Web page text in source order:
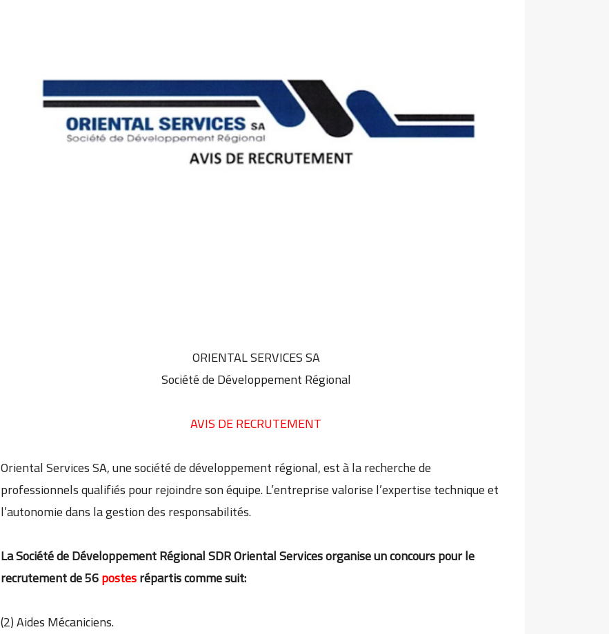
ORIENTAL SERVICES SA
Société de Développement Régional
AVIS DE RECRUTEMENT
Oriental Services SA, une société de développement régional, est à la recherche de
professionnels qualifiés pour rejoindre son équipe. L’entreprise valorise l’expertise technique et
l’autonomie dans la gestion des responsabilités.
La Société de Développement Régional SDR Oriental Services organise un concours pour le
recrutement de 56postesrépartis comme suit:
(2) Aides Mécaniciens.